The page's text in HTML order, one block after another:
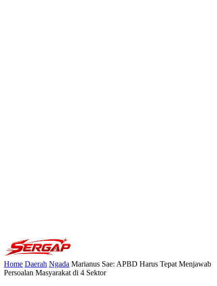
Home Daerah Ngada Marianus Sae: APBD Harus Tepat Menjawab
Persoalan Masyarakat di 4 Sektor